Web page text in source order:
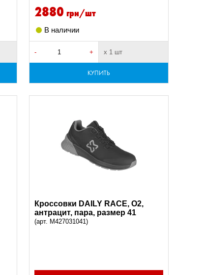
2880 грн/шт
В наличии
- + х 1 шт
КУПИТЬ
Кроссовки DAILY RACE, O2,
антрацит, пара, размер 41
(арт. M427031041)